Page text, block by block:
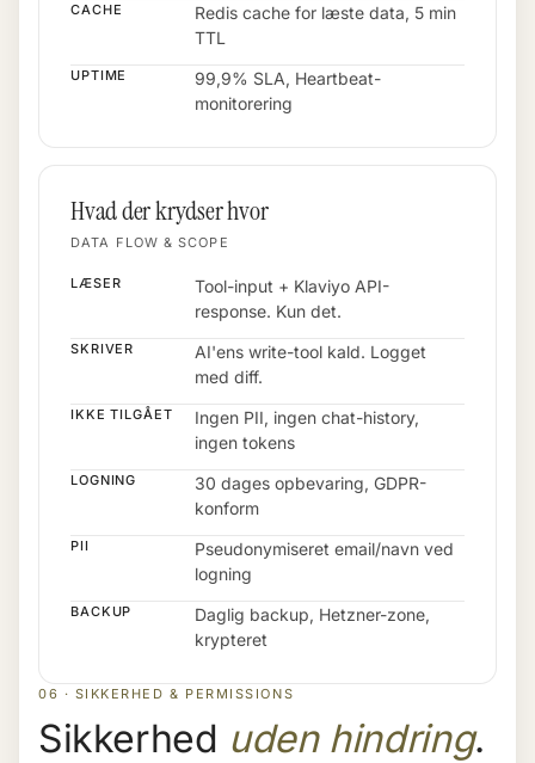
CACHE
Redis cache for læste data, 5 min
TTL
UPTIME
99,9% SLA, Heartbeat-
monitorering
Hvad der krydser hvor
DATA FLOW & SCOPE
LÆSER
Tool-input + Klaviyo API-
response. Kun det.
SKRIVER
AI'ens write-tool kald. Logget
med diff.
IKKE TILGÅET
Ingen PII, ingen chat-history,
ingen tokens
LOGNING
30 dages opbevaring, GDPR-
konform
PII
Pseudonymiseret email/navn ved
logning
BACKUP
Daglig backup, Hetzner-zone,
krypteret
06 · SIKKERHED & PERMISSIONS
Sikkerhed uden hindring.